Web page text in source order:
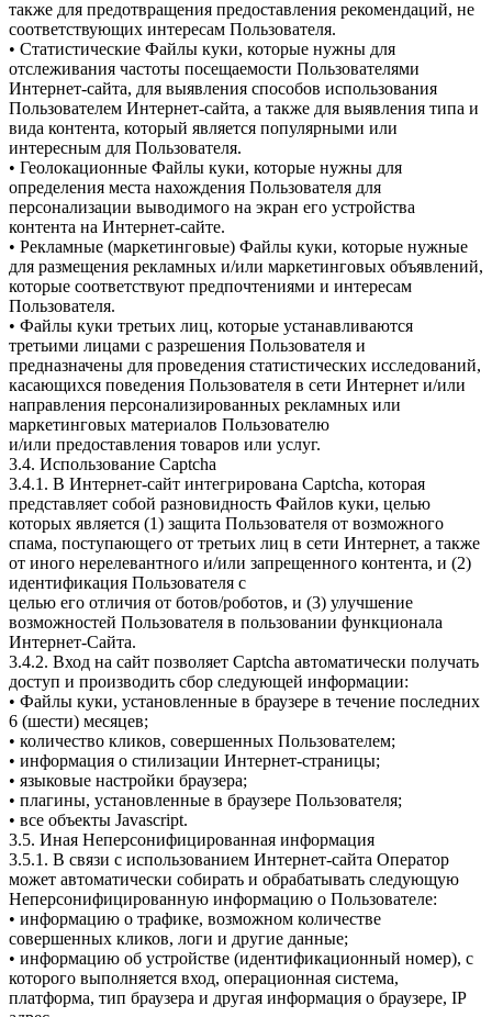
также для предотвращения предоставления рекомендаций, не
соответствующих интересам Пользователя.
• Статистические Файлы куки, которые нужны для
отслеживания частоты посещаемости Пользователями
Интернет-сайта, для выявления способов использования
Пользователем Интернет-сайта, а также для выявления типа и
вида контента, который является популярными или
интересным для Пользователя.
• Геолокационные Файлы куки, которые нужны для
определения места нахождения Пользователя для
персонализации выводимого на экран его устройства
контента на Интернет-сайте.
• Рекламные (маркетинговые) Файлы куки, которые нужные
для размещения рекламных и/или маркетинговых объявлений,
которые соответствуют предпочтениями и интересам
Пользователя.
• Файлы куки третьих лиц, которые устанавливаются
третьими лицами с разрешения Пользователя и
предназначены для проведения статистических исследований,
касающихся поведения Пользователя в сети Интернет и/или
направления персонализированных рекламных или
маркетинговых материалов Пользователю
и/или предоставления товаров или услуг.
3.4. Использование Captcha
3.4.1. В Интернет-сайт интегрирована Captcha, которая
представляет собой разновидность Файлов куки, целью
которых является (1) защита Пользователя от возможного
спама, поступающего от третьих лиц в сети Интернет, а также
от иного нерелевантного и/или запрещенного контента, и (2)
идентификация Пользователя с
целью его отличия от ботов/роботов, и (3) улучшение
возможностей Пользователя в пользовании функционала
Интернет-Сайта.
3.4.2. Вход на сайт позволяет Captcha автоматически получать
доступ и производить сбор следующей информации:
• Файлы куки, установленные в браузере в течение последних
6 (шести) месяцев;
• количество кликов, совершенных Пользователем;
• информация о стилизации Интернет-страницы;
• языковые настройки браузера;
• плагины, установленные в браузере Пользователя;
• все объекты Javascript.
3.5. Иная Неперсонифицированная информация
3.5.1. В связи с использованием Интернет-сайта Оператор
может автоматически собирать и обрабатывать следующую
Неперсонифицированную информацию о Пользователе:
• информацию о трафике, возможном количестве
совершенных кликов, логи и другие данные;
• информацию об устройстве (идентификационный номер), с
которого выполняется вход, операционная система,
платформа, тип браузера и другая информация о браузере, IP